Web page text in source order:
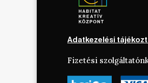
Adatkezelési
Fizetési